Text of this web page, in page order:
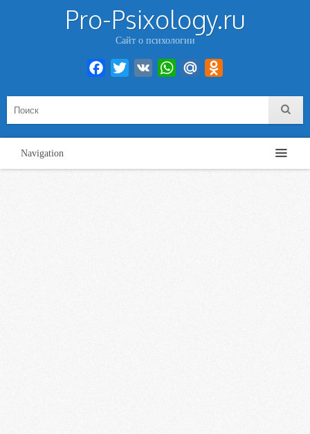
Pro-Psixology.ru
Сайт о психологии
Facebook
Twitter VK WhatsAppMail.Ru
Navigation